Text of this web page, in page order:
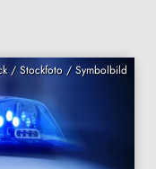
/ Stockfoto / Symbolbild